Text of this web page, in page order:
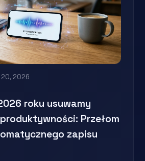
20, 2026
roku usuwamy
Przełom
zapisu